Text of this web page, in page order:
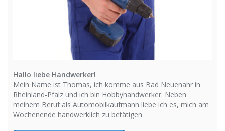
Hallo liebe Handwerker!
Mein Name ist Thomas, ich komme aus Bad Neuenahr in
Rheinland-Pfalz und ich bin Hobbyhandwerker. Neben
meinem Beruf als Automobilkaufmann liebe ich es, mich am
Wochenende handwerklich zu betätigen.